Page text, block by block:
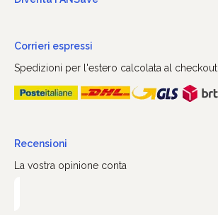
Corrieri espressi
Spedizioni per l'estero calcolata al checkout
Recensioni
La vostra opinione conta